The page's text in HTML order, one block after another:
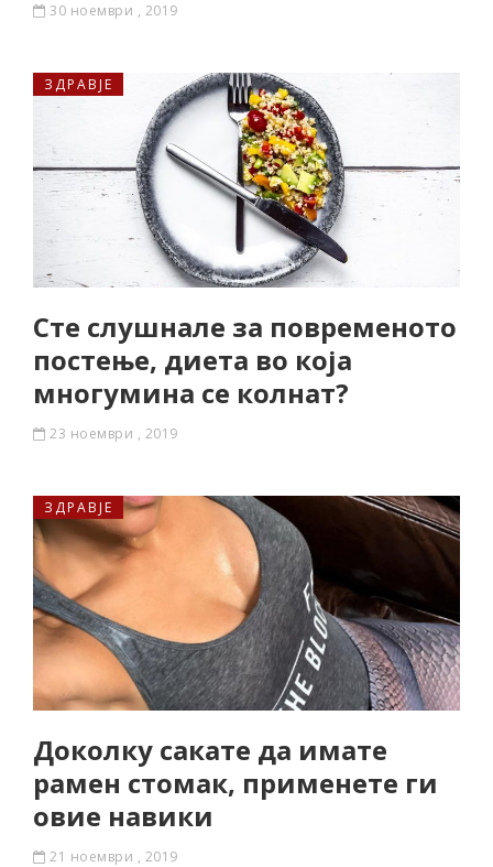
30 ноември , 2019
ЗДРАВЈЕ
Сте слушнале за повременото
постење, диета во која
многумина се колнат?
23 ноември , 2019
ЗДРАВЈЕ
Доколку сакате да имате
рамен стомак, применете ги
овие навики
21 ноември , 2019